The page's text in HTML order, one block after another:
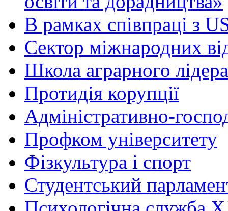
В рамках співпраці з
Сектор міжнародних
Школа аграрного лідера
Протидія корупції
Адміністративно-
Профком університету
Фізкультура і спорт
Студентський